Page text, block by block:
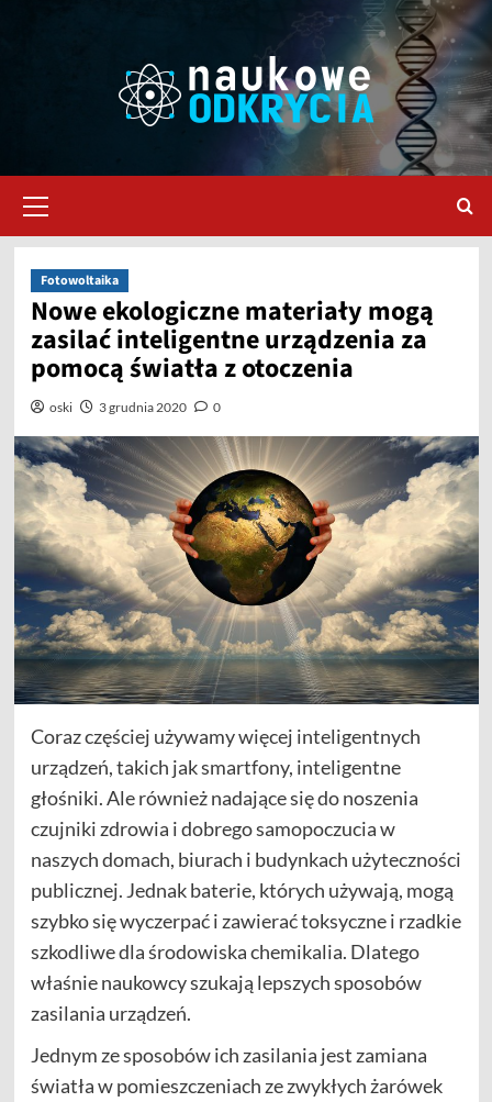
główne
Fotowoltaika
Nowe ekologiczne materiały mogą
zasilać inteligentne urządzenia za
pomocą światła z otoczenia
oski 3 grudnia 2020 0
Coraz częściej używamy więcej inteligentnych
urządzeń, takich jak smartfony, inteligentne
głośniki. Ale również nadające się do noszenia
czujniki zdrowia i dobrego samopoczucia w
naszych domach, biurach i budynkach użyteczności
publicznej. Jednak baterie, których używają, mogą
szybko się wyczerpać i zawierać toksyczne i rzadkie
szkodliwe dla środowiska chemikalia. Dlatego
właśnie naukowcy szukają lepszych sposobów
zasilania urządzeń.
Jednym ze sposobów ich zasilania jest zamiana
światła w pomieszczeniach ze zwykłych żarówek